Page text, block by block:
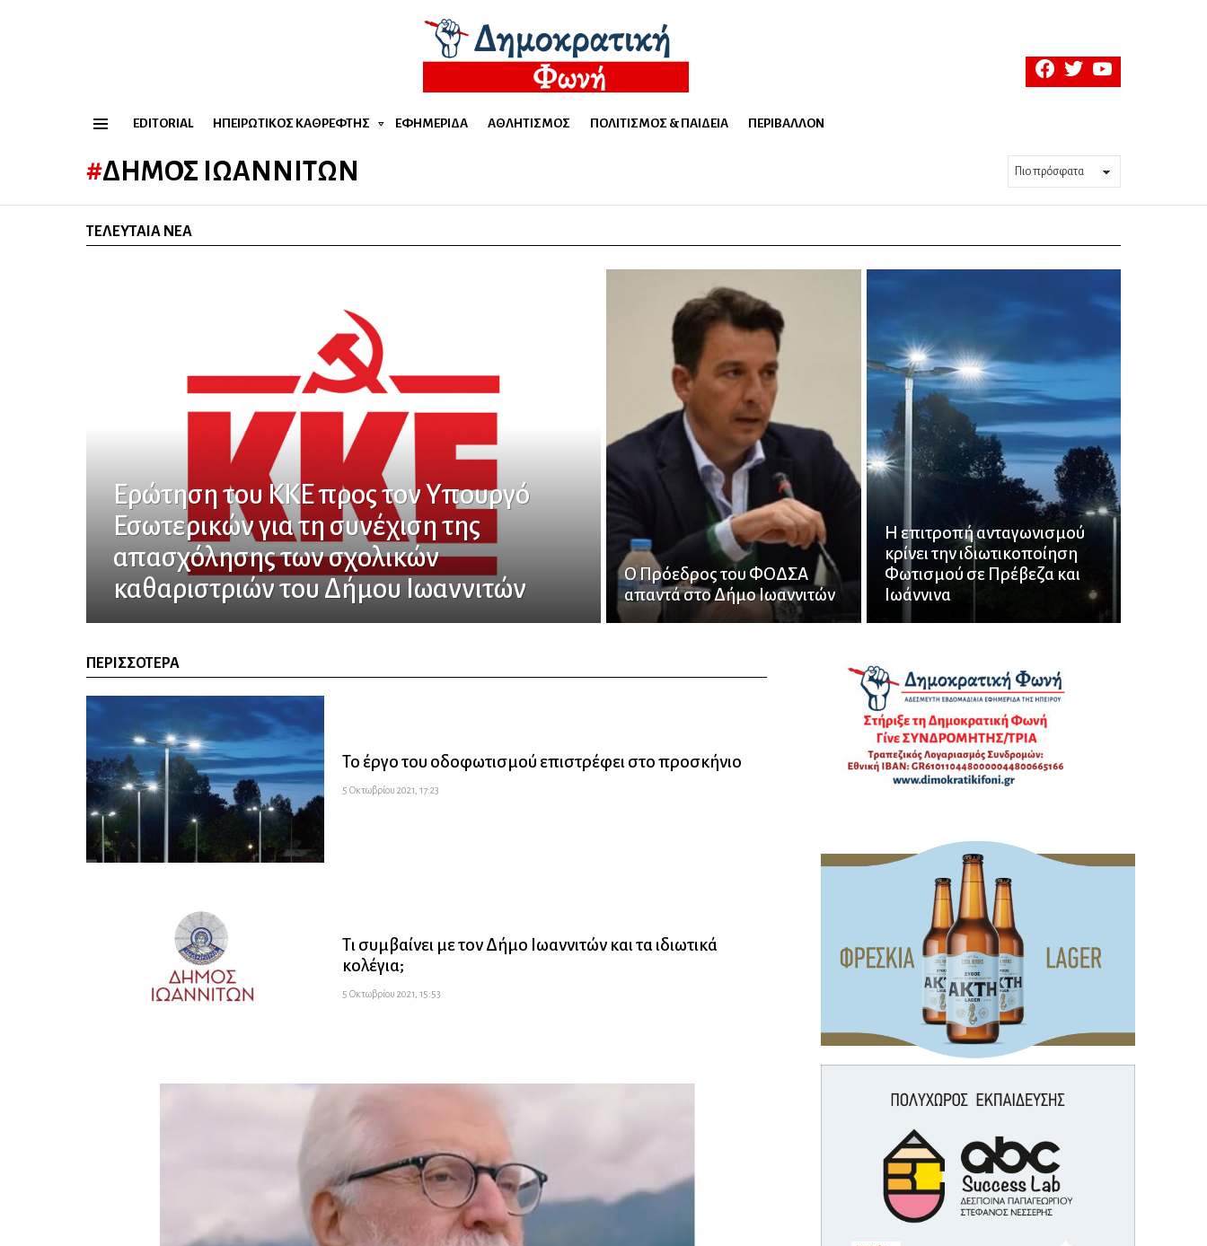
facebooktwitteryoutube
EDITORIAL ΗΠΕΙΡΏΤΙΚΟΣ ΚΑΘΡΈΦΤΗΣ ΕΦΗΜΕΡΊΔΑ ΑΘΛΗΤΙΣΜΌΣ ΠΟΛΙΤΙΣΜΌΣ & ΠΑΙΔΕΊΑ ΠΕΡΙΒΆΛΛΟΝ
ΔΉΜΟΣ ΙΩΑΝΝΙΤΏΝ
ΤΕΛΕΥΤΑΊΑ ΝΈΑ
Ερώτηση του ΚΚΕ προς τον Υπουργό
Εσωτερικών για τη συνέχιση της
απασχόλησης των σχολικών
καθαριστριών του Δήμου Ιωαννιτών
Ο Πρόεδρος του ΦΟΔΣΑ
απαντά στο Δήμο Ιωαννιτών
Η επιτροπή ανταγωνισμού
κρίνει την ιδιωτικοποίηση
Φωτισμού σε Πρέβεζα και
Ιωάννινα
ΠΕΡΙΣΣΌΤΕΡΑ
Το έργο του οδοφωτισμού επιστρέφει στο προσκήνιο
5 Οκτωβρίου 2021, 17:23
Τι συμβαίνει με τον Δήμο Ιωαννιτών και τα ιδιωτικά
κολέγια;
5 Οκτωβρίου 2021, 15:53